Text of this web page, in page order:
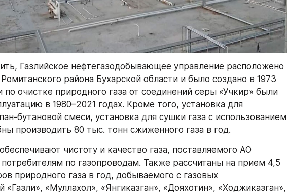
Газлийское нефтегазодобывающее управление расположено
района Бухарской области и было создано в 1973
по очистке природного газа от соединений серы «Учкир» были
в 1980–2021 годах. Кроме того, установка для
бутановой смеси, установка для сушки газа с использованием
производить 80 тыс. тонн сжиженного газа в год.
чистоту и качество газа, поставляемого АО
потребителям по газопроводам. Также рассчитаны на прием 4,5
природного газа в год, добываемого с газовых
«Муллахол», «Янгиказган», «Дояхотин», «Ходжиказган»,